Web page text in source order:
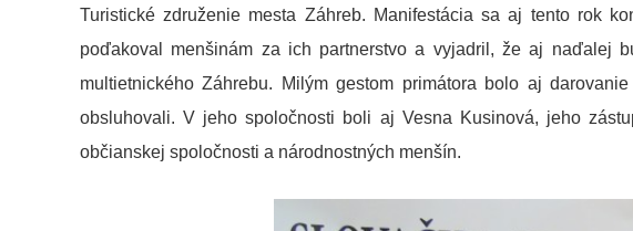
Turistické združenie mesta Záhreb. Manifestácia sa aj tento rok
poďakoval menšinám za ich partnerstvo a vyjadril, že aj naďalej
multietnického Záhrebu. Milým gestom primátora bolo aj
obsluhovali. V jeho spoločnosti boli aj Vesna Kusinová, jeho
občianskej spoločnosti a národnostných menšín.